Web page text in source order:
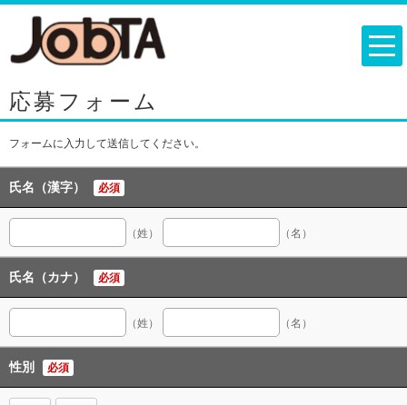
応募フォーム
フォームに入力して送信してください。
氏名（漢字） 必須
（姓） （名）
氏名（カナ） 必須
（姓） （名）
性別 必須